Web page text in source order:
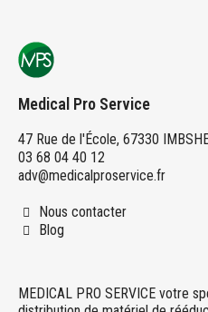
Medical Pro Service
47 Rue de l'École, 67330
03 68 04 40 12
adv@medicalproservice.fr
Nous contacter
Blog
MEDICAL PRO SERVICE votre